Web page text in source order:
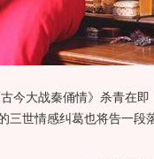
大战秦俑情》杀青在即
三世情感纠葛也将告一段